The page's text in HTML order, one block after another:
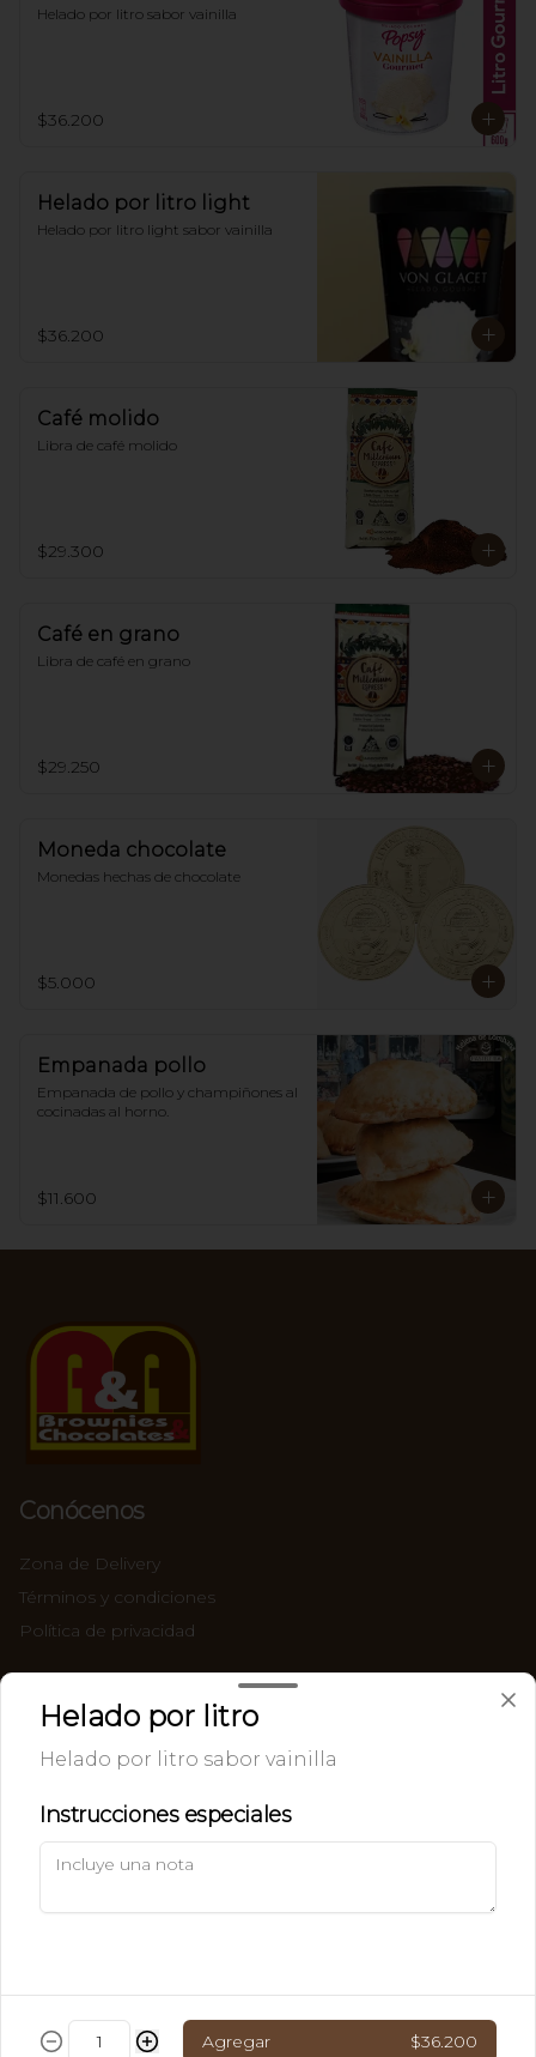
Helado por litro sabor vainilla
$36.200
Helado por litro light
Helado por litro light sabor vainilla
$36.200
Café molido
Libra de café molido
$29.300
Café en grano
Libra de café en grano
$29.250
Moneda chocolate
Monedas hechas de chocolate
$5.000
Empanada pollo
Empanada de pollo y champiñones al
cocinadas al horno.
$11.600
Conócenos
Zona de Delivery
Términos y condiciones
Política de privacidad
Redes sociales
Facebook
Mi cuenta
Iniciar sesión
Helado por litro
Helado por litro sabor vainilla
Instrucciones especiales
Agregar $36.200